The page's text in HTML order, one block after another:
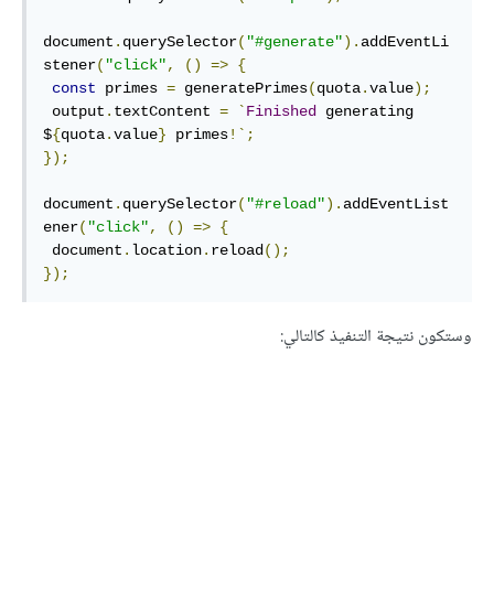
document . querySelector( "#generate"). addEventLi
stener( "click", () => {
const primes = generatePrimes(quota.value);
output . textContent = `Finished
generating
${quota.value} primes!`;
});
document . querySelector( "#reload"). addEventList
ener( "click", () => {
document . location. reload ();
});
وستكون نتيجة التنفيذ كالتالي: